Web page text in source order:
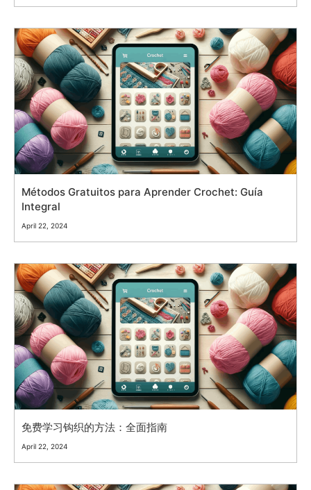
Métodos Gratuitos para Aprender Crochet: Guía
Integral
April 22, 2024
免费学习钩织的方法：全面指南
April 22, 2024